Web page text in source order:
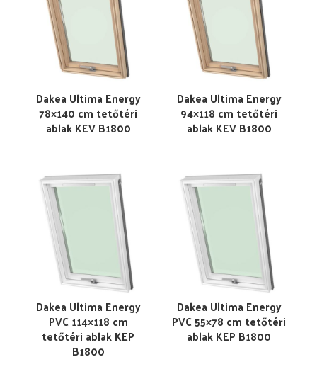
Dakea Ultima Energy
78×140 cm tetőtéri
ablak KEV B1800
Dakea Ultima Energy
94×118 cm tetőtéri
ablak KEV B1800
Dakea Ultima Energy
PVC 114×118 cm
tetőtéri ablak KEP
B1800
Dakea Ultima Energy
PVC 55×78 cm tetőtéri
ablak KEP B1800